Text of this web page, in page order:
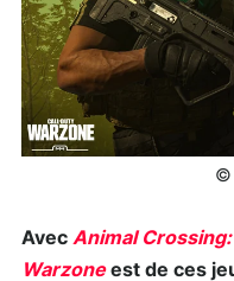
©
Avec Animal
Warzoneest de ces